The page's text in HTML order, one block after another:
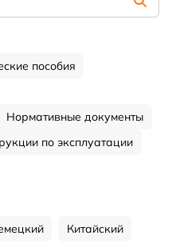
пособия
Нормативные документы
по эксплуатации
Китайский